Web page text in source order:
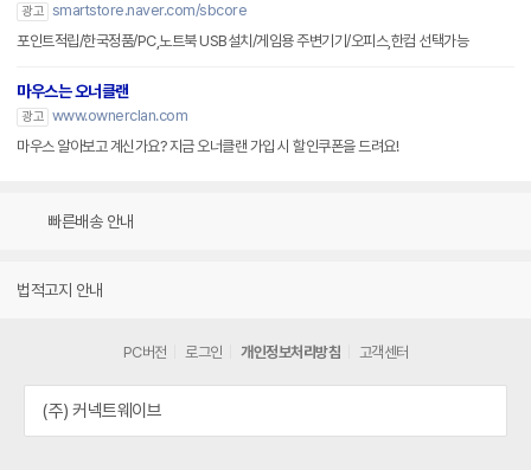
광고 smartstore.naver.com/sbcore
포인트적립/한국정품/PC,노트북 USB설치/게임용 주변기기/오피스,한컴 선택가능
마우스는 오너클랜
광고 www.ownerclan.com
마우스 알아보고 계신가요? 지금 오너클랜 가입 시 할인쿠폰을 드려요!
빠른배송 안내
법적고지 안내
PC버전 로그인 개인정보처리방침 고객센터
(주) 커넥트웨이브